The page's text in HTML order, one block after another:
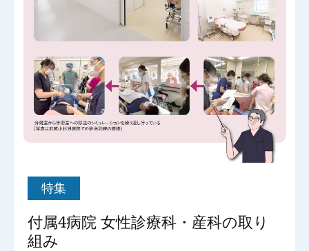
特集
付属4病院 女性診療科・産科の取り
組み